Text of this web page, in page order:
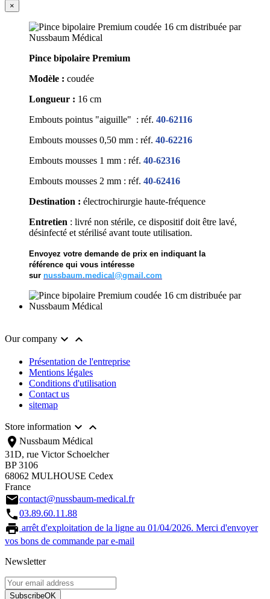
×
Pince bipolaire Premium
Modèle : coudée
Longueur : 16 cm
Embouts pointus "aiguille" : réf. 40-62116
Embouts mousses 0,50 mm : réf. 40-62216
Embouts mousses 1 mm : réf. 40-62316
Embouts mousses 2 mm : réf. 40-62416
Destination : électrochirurgie haute-fréquence
Entretien : livré non stérile, ce dispositif doit être lavé,
désinfecté et stérilisé avant toute utilisation.
Envoyez votre demande de prix en indiquant la
référence qui vous intéresse
sur nussbaum.medical@gmail.com
Our company  
Présentation de l'entreprise
Mentions légales
Conditions d'utilisation
Contact us
sitemap
Store information  
location_on Nussbaum Médical
31D, rue Victor Schoelcher
BP 3106
68062 MULHOUSE Cedex
France
emailcontact@nussbaum-medical.fr
call03.89.60.11.88
print arrêt d'exploitation de la ligne au 01/04/2026. Merci d'envoyer
vos bons de commande par e-mail
Newsletter
SubscribeOK